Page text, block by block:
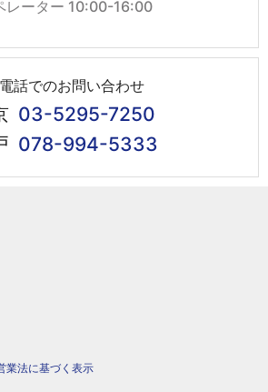
レーター 10:00-16:00
話でのお問い合わせ
03-5295-7250
078-994-5333
業法に基づく表示